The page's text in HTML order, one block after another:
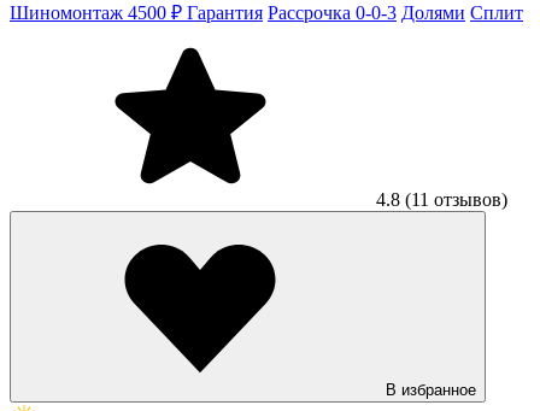
Шиномонтаж 4500 ₽ Гарантия Рассрочка 0-0-3 Долями Сплит
4.8 (11 отзывов)
В избранное